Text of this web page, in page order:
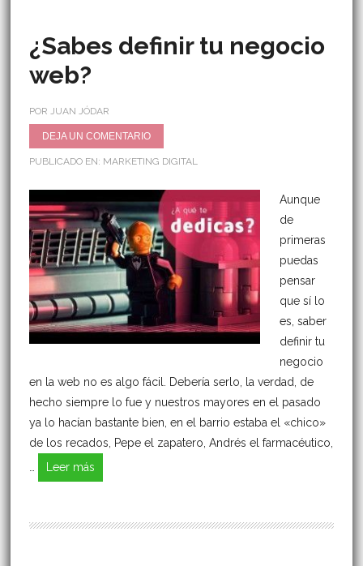
¿Sabes definir tu negocio
web?
POR JUAN JÓDAR
DEJA UN COMENTARIO
PUBLICADO EN: MARKETING DIGITAL
Aunque
de
primeras
puedas
pensar
que sí lo
es, saber
definir tu
negocio
en la web no es algo fácil. Debería serlo, la verdad, de
hecho siempre lo fue y nuestros mayores en el pasado
ya lo hacían bastante bien, en el barrio estaba el «chico»
de los recados, Pepe el zapatero, Andrés el farmacéutico,
Leer más